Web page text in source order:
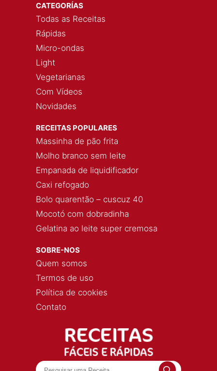
CATEGORÍAS
Todas as Receitas
Rápidas
Micro-ondas
Light
Vegetarianas
Com Vídeos
Novidades
RECEITAS POPULARES
Massinha de pão frita
Molho branco sem leite
Empanada de liquidificador
Caxi refogado
Bolo quarentão – cuscuz 40
Mocotó com dobradinha
Gelatina ao leite super cremosa
SOBRE-NOS
Quem somos
Termos de uso
Política de cookies
Contato